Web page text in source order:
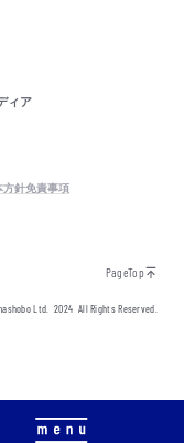
ィア
方針免責事項
PageTop
Ltd.2024 All Rights Reserved.